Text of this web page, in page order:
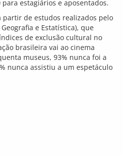
estagiários e aposentados.
partir de estudos realizados pelo
e Estatística), que
de exclusão cultural no
brasileira vai ao cinema
museus, 93% nunca foi a
nunca assistiu a um espetáculo